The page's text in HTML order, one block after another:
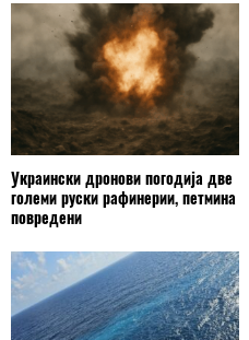
Украински дронови погодија две
големи руски рафинерии, петмина
повредени